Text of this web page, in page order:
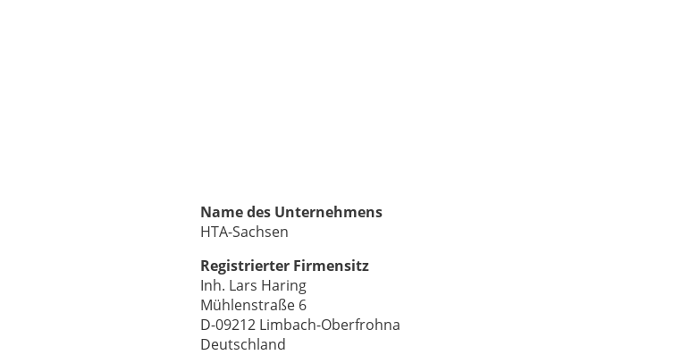
Name des Unternehmens
HTA-Sachsen
Registrierter Firmensitz
Inh. Lars Haring
Mühlenstraße 6
D-09212 Limbach-Oberfrohna
Deutschland